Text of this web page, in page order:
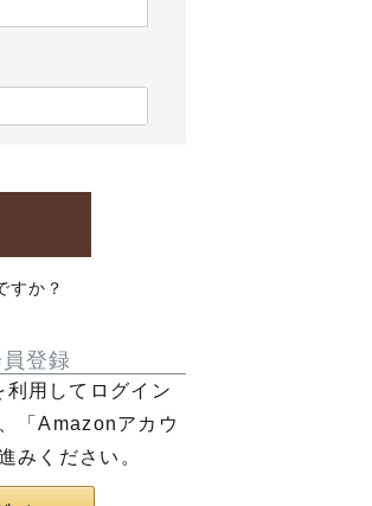
すか？
登録
用してログイン
「Amazonアカウ
みください。